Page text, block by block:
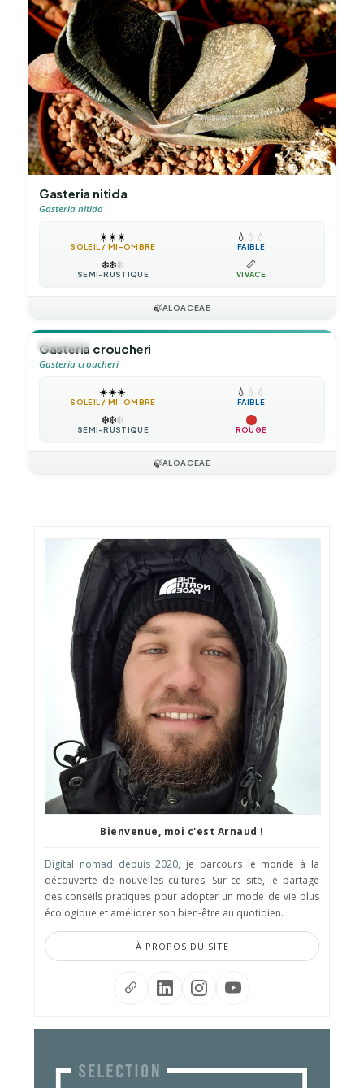
Gasteria nitida
Gasteria nitida
☀️☀️☀️
SOLEIL / MI-OMBRE
💧 💧 💧
FAIBLE
❄️❄️❄️
SEMI-RUSTIQUE
📏
VIVACE
🍃ALOACEAE
🪴VIVACE
Gasteria croucheri
Gasteria croucheri
☀️☀️☀️
SOLEIL / MI-OMBRE
💧 💧 💧
FAIBLE
❄️❄️❄️
SEMI-RUSTIQUE ROUGE
🍃ALOACEAE
Bienvenue, moi c'est Arnaud !
Digital nomad depuis 2020, je parcours le monde à la
découverte de nouvelles cultures. Sur ce site, je partage
des conseils pratiques pour adopter un mode de vie plus
écologique et améliorer son bien-être au quotidien.
À PROPOS DU SITE